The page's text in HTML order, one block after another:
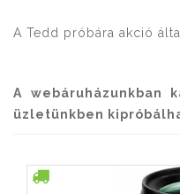
A Tedd próbára akció
A webáruházunkban
üzletünkben